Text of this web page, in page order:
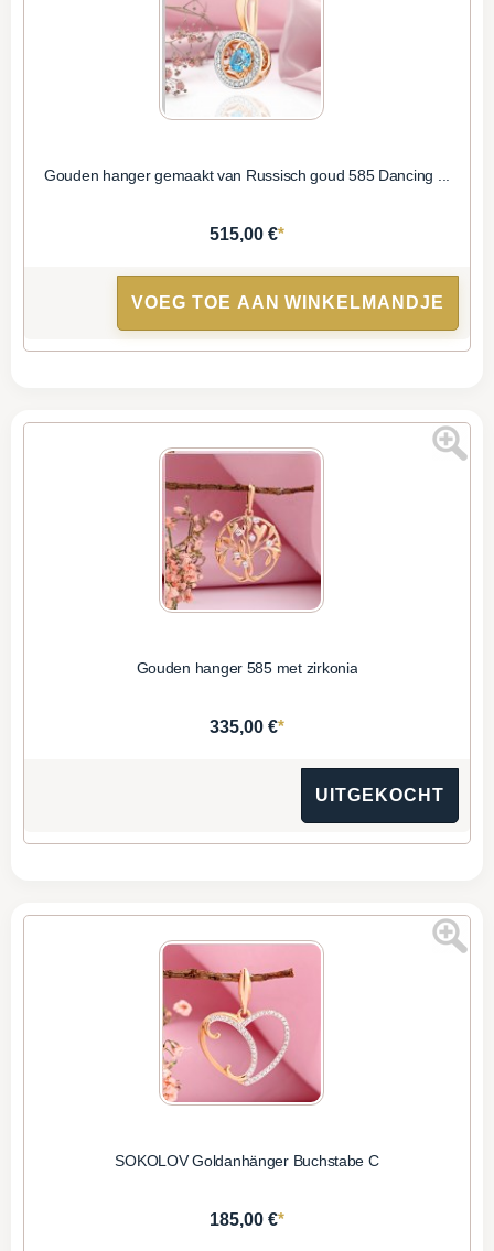
Gouden hanger gemaakt van Russisch goud 585 Dancing ...
515,00 €*
VOEG TOE AAN WINKELMANDJE
Gouden hanger 585 met zirkonia
335,00 €*
UITGEKOCHT
SOKOLOV Goldanhänger Buchstabe C
185,00 €*